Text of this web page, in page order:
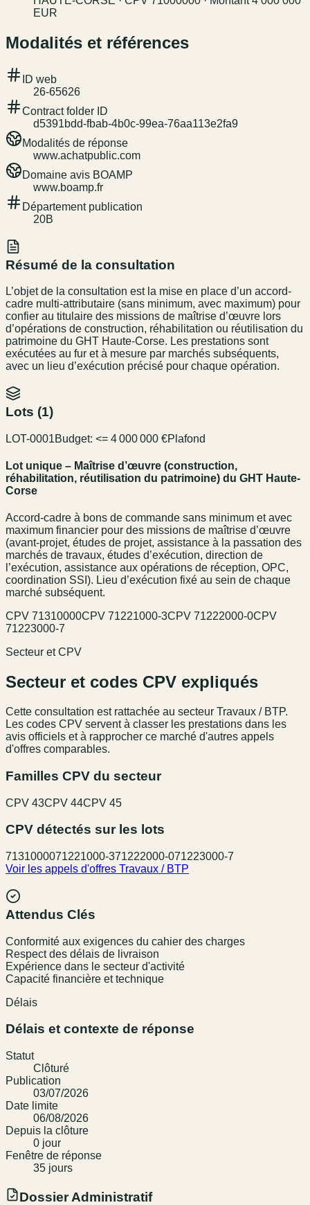
EUR
Modalités et références
ID web
26-65626
Contract folder ID
d5391bdd-fbab-4b0c-99ea-76aa113e2fa9
Modalités de réponse
www.achatpublic.com
Domaine avis BOAMP
www.boamp.fr
Département publication
20B
Résumé de la consultation
L’objet de la consultation est la mise en place d’un accord-
cadre multi-attributaire (sans minimum, avec maximum) pour
confier au titulaire des missions de maîtrise d’œuvre lors
d’opérations de construction, réhabilitation ou réutilisation du
patrimoine du GHT Haute-Corse. Les prestations sont
exécutées au fur et à mesure par marchés subséquents,
avec un lieu d’exécution précisé pour chaque opération.
Lots (1)
LOT-0001Budget: <= 4 000 000 €Plafond
Lot unique – Maîtrise d’œuvre (construction,
réhabilitation, réutilisation du patrimoine) du GHT Haute-
Corse
Accord-cadre à bons de commande sans minimum et avec
maximum financier pour des missions de maîtrise d’œuvre
(avant-projet, études de projet, assistance à la passation des
marchés de travaux, études d’exécution, direction de
l’exécution, assistance aux opérations de réception, OPC,
coordination SSI). Lieu d’exécution fixé au sein de chaque
marché subséquent.
CPV 71310000CPV 71221000-3CPV 71222000-0CPV
71223000-7
Secteur et CPV
Secteur et codes CPV expliqués
Cette consultation est rattachée au secteur Travaux / BTP.
Les codes CPV servent à classer les prestations dans les
avis officiels et à rapprocher ce marché d'autres appels
d'offres comparables.
Familles CPV du secteur
CPV 43CPV 44CPV 45
CPV détectés sur les lots
7131000071221000-371222000-071223000-7
Voir les appels d'offres Travaux / BTP
Attendus Clés
Conformité aux exigences du cahier des charges
Respect des délais de livraison
Expérience dans le secteur d'activité
Capacité financière et technique
Délais
Délais et contexte de réponse
Statut
Clôturé
Publication
03/07/2026
Date limite
06/08/2026
Depuis la clôture
0 jour
Fenêtre de réponse
35 jours
Dossier Administratif